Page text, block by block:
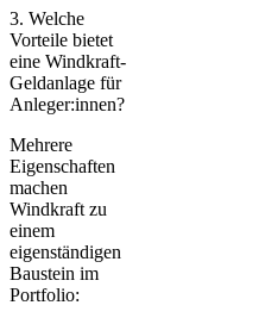
3. Welche
Vorteile bietet
eine Windkraft-
Geldanlage für
Anleger:innen?
Mehrere
Eigenschaften
machen
Windkraft zu
einem
eigenständigen
Baustein im
Portfolio: